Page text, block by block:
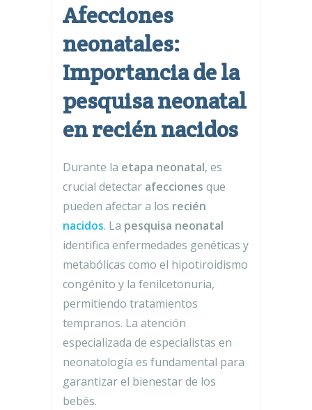
Afecciones
neonatales:
Importancia de la
pesquisa neonatal
en recién nacidos
Durante la etapa neonatal, es
crucial detectar afecciones que
pueden afectar a los recién
nacidos. La pesquisa neonatal
identifica enfermedades genéticas y
metabólicas como el hipotiroidismo
congénito y la fenilcetonuria,
permitiendo tratamientos
tempranos. La atención
especializada de especialistas en
neonatología es fundamental para
garantizar el bienestar de los
bebés.